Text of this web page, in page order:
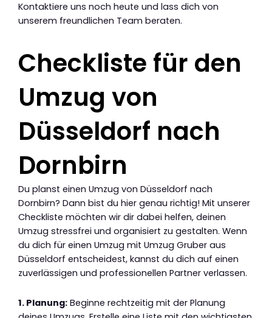
Kontaktiere uns noch heute und lass dich von
unserem freundlichen Team beraten.
Checkliste für den
Umzug von
Düsseldorf nach
Dornbirn
Du planst einen Umzug von Düsseldorf nach
Dornbirn? Dann bist du hier genau richtig! Mit unserer
Checkliste möchten wir dir dabei helfen, deinen
Umzug stressfrei und organisiert zu gestalten. Wenn
du dich für einen Umzug mit Umzug Gruber aus
Düsseldorf entscheidest, kannst du dich auf einen
zuverlässigen und professionellen Partner verlassen.
1. Planung: Beginne rechtzeitig mit der Planung